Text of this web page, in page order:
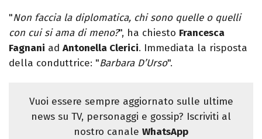
"Non faccia la diplomatica, chi sono quelle o quelli
con cui si ama di meno?", ha chiesto Francesca
Fagnani ad Antonella Clerici. Immediata la risposta
della conduttrice: "Barbara D’Urso".
Vuoi essere sempre aggiornato sulle ultime
news su TV, personaggi e gossip? Iscriviti al
nostro canale WhatsApp